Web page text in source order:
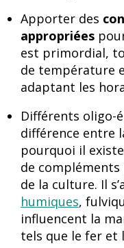
Apporter des
appropriées
est primordial,
de température
adaptant les
Différents oligo-
différence entre
pourquoi il
de
de la culture. Il
humiques,
influencent la
tels que le fer et